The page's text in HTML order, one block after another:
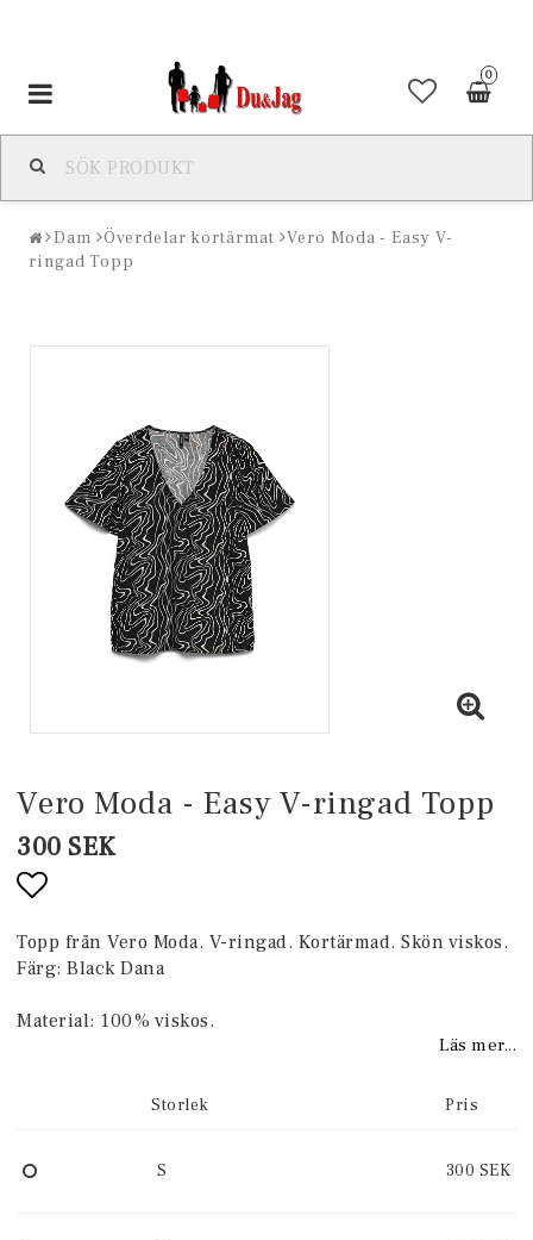
0
Toggle
navigation
Dam Överdelar kortärmat
Vero Moda - Easy V-
ringad Topp
Vero Moda - Easy V-ringad Topp
300 SEK
Lägg till i favoritlistan
Topp från Vero Moda. V-ringad. Kortärmad. Skön viskos.
Färg: Black Dana
Material: 100% viskos.
Läs mer...
Storlek Pris
S 300 SEK